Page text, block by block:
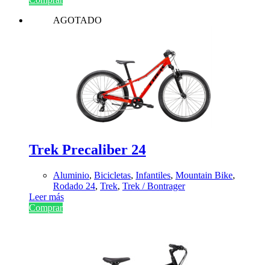
AGOTADO
Trek Precaliber 24
Aluminio, Bicicletas, Infantiles, Mountain Bike,
Rodado 24, Trek, Trek / Bontrager
Leer más
Comprar